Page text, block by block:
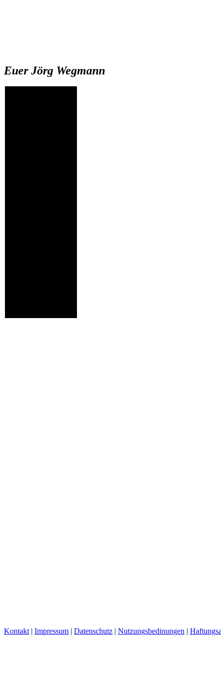
Euer Jörg Wegmann
Kontakt | Impressum | Datenschutz | Nutzungsbedinungen |